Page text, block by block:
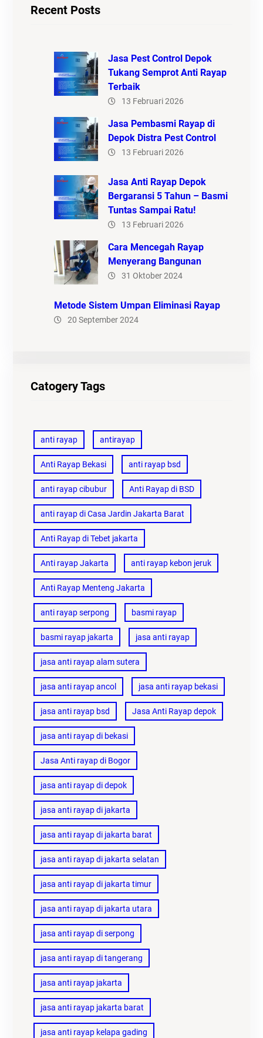
Recent Posts
Jasa Pest Control Depok
Tukang Semprot Anti Rayap
Terbaik
13 Februari 2026
Jasa Pembasmi Rayap di
Depok Distra Pest Control
13 Februari 2026
Jasa Anti Rayap Depok
Bergaransi 5 Tahun – Basmi
Tuntas Sampai Ratu!
13 Februari 2026
Cara Mencegah Rayap
Menyerang Bangunan
31 Oktober 2024
Metode Sistem Umpan Eliminasi Rayap
20 September 2024
Catogery Tags
anti rayap antirayap
Anti Rayap Bekasi anti rayap bsd
anti rayap cibubur Anti Rayap di BSD
anti rayap di Casa Jardin Jakarta Barat
Anti Rayap di Tebet jakarta
Anti rayap Jakarta anti rayap kebon jeruk
Anti Rayap Menteng Jakarta
anti rayap serpong basmi rayap
basmi rayap jakarta jasa anti rayap
jasa anti rayap alam sutera
jasa anti rayap ancol jasa anti rayap bekasi
jasa anti rayap bsd Jasa Anti Rayap depok
jasa anti rayap di bekasi
Jasa Anti rayap di Bogor
jasa anti rayap di depok
jasa anti rayap di jakarta
jasa anti rayap di jakarta barat
jasa anti rayap di jakarta selatan
jasa anti rayap di jakarta timur
jasa anti rayap di jakarta utara
jasa anti rayap di serpong
jasa anti rayap di tangerang
jasa anti rayap jakarta
jasa anti rayap jakarta barat
jasa anti rayap kelapa gading